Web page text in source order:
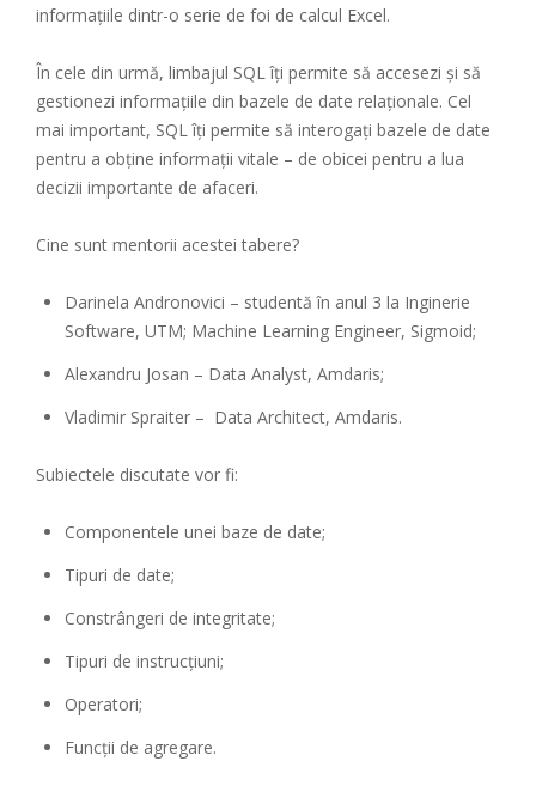
informațiile dintr-o serie de foi de calcul Excel.
În cele din urmă, limbajul SQL îți permite să accesezi și să
gestionezi informațiile din bazele de date relaționale. Cel
mai important, SQL îți permite să interogați bazele de date
pentru a obține informații vitale – de obicei pentru a lua
decizii importante de afaceri.
Cine sunt mentorii acestei tabere?
Darinela Andronovici – studentă în anul 3 la Inginerie
Software, UTM; Machine Learning Engineer, Sigmoid;
Alexandru Josan – Data Analyst, Amdaris;
Vladimir Spraiter – Data Architect, Amdaris.
Subiectele discutate vor fi:
Componentele unei baze de date;
Tipuri de date;
Constrângeri de integritate;
Tipuri de instrucțiuni;
Operatori;
Funcții de agregare.